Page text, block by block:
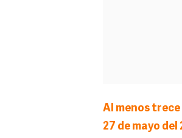
Al menos
27 de mayo